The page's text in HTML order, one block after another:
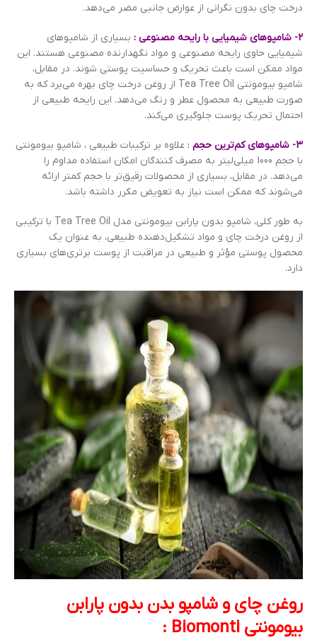
درخت چای بدون نگرانی از عوارض جانبی مضر می‌دهد.
2- شامپو‌های شیمیایی با رایحه مصنوعی :
بسیاری از شامپوهای
شیمیایی حاوی رایحه مصنوعی و مواد نگهدارنده مصنوعی هستند. این
مواد ممکن است باعث تحریک و حساسیت پوستی شوند. در مقابل،
شامپو بیومونتی Tea Tree Oil از روغن درخت چای بهره می‌برد که به
صورت طبیعی به محصول عطر و رنگ می‌دهد. این رایحه طبیعی از
احتمال تحریک پوست جلوگیری می‌کند.
3- شامپوهای کم‌ترین حجم : علاوه بر ترکیبات طبیعی ، شامپو بیومونتی
با حجم 1000 میلی‌لیتر به مصرف کنندگان امکان استفاده مداوم را
می‌دهد. در مقابل، بسیاری از محصولات رقیق‌تر با حجم کمتر ارائه
می‌شوند که ممکن است نیاز به تعویض مکرر داشته باشد.
به طور کلی، شامپو بدون پارابن بیومونتی مدل Tea Tree Oil با ترکیبی
از روغن درخت چای و مواد تشکیل‌دهنده طبیعی، به عنوان یک
محصول پوستی مؤثر و طبیعی در مراقبت از پوست برتری‌های بسیاری
دارد.
روغن چای و شامپو بدن بدون پارابن
بیومونتی Biomonti :